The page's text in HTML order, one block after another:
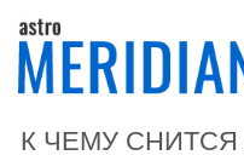
К ЧЕМУ СНИТСЯ